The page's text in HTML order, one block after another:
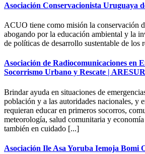
Asociación Conservacionista Uruguaya
ACUO tiene como misión la conservación
abogando por la educación ambiental y la
de políticas de desarrollo sustentable de los
Asociación de Radiocomunicaciones en
Socorrismo Urbano y Rescate |
Brindar ayuda en situaciones de
población y a las autoridades nacionales, y
requieran educar en primeros socorros,
meteorología, salud comunitaria y
también en cuidado [...]
Asociación Ile Asa Yoruba Iemoja Bomi